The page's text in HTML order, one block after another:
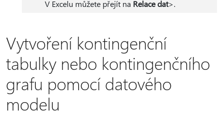
V Excelu můžete přejít na Relace dat>.
Vytvoření kontingenční
tabulky nebo kontingenčního
grafu pomocí datového
modelu